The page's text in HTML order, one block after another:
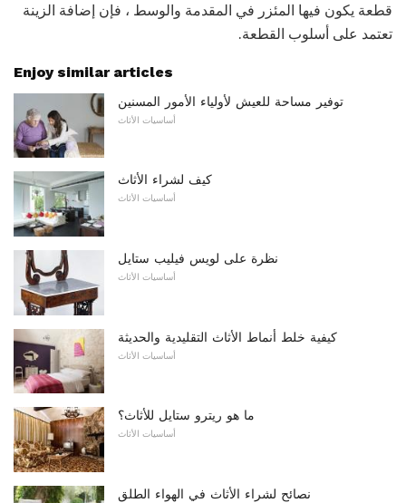
قطعة يكون فيها المئزر في المقدمة والوسط ، فإن إضافة الزينة
تعتمد على أسلوب القطعة.
Enjoy similar articles
توفير مساحة للعيش لأولياء الأمور المسنين
أساسيات الأثاث
كيف لشراء الأثاث
أساسيات الأثاث
نظرة على لويس فيليب ستايل
أساسيات الأثاث
كيفية خلط أنماط الأثاث التقليدية والحديثة
أساسيات الأثاث
ما هو ريترو ستايل للأثاث؟
أساسيات الأثاث
نصائح لشراء الأثاث في الهواء الطلق